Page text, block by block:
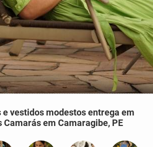
e vestidos modestos entrega em
Camarás em Camaragibe, PE